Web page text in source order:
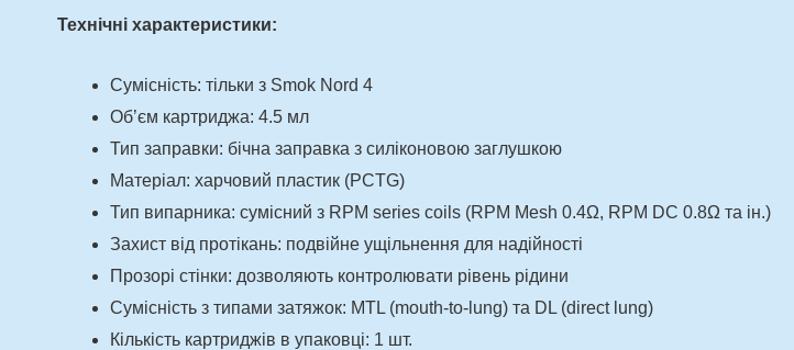
Технічні характеристики:
Сумісність: тільки з Smok Nord 4
Об’єм картриджа: 4.5 мл
Тип заправки: бічна заправка з силіконовою заглушкою
Матеріал: харчовий пластик (PCTG)
Тип випарника: сумісний з RPM series coils (RPM Mesh 0.4Ω, RPM DC 0.8Ω та ін.)
Захист від протікань: подвійне ущільнення для надійності
Прозорі стінки: дозволяють контролювати рівень рідини
Сумісність з типами затяжок: MTL (mouth-to-lung) та DL (direct lung)
Кількість картриджів в упаковці: 1 шт.